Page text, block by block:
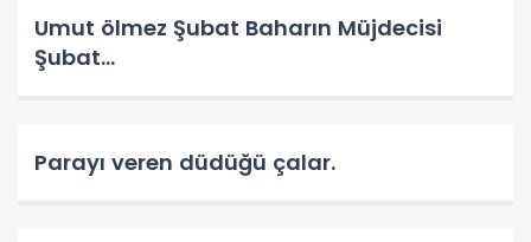
Umut ölmez Şubat Baharın Müjdecisi
Şubat…
Parayı veren düdüğü çalar.